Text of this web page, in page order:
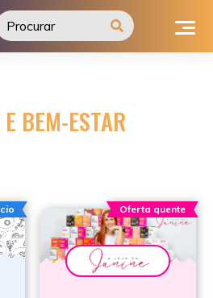
BEM-ESTAR
Oferta quente